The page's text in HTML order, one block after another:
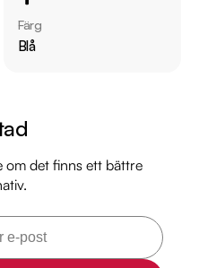
Färg
Blå
om det finns ett bättre